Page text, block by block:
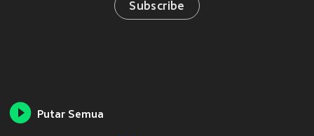
Subscribe
Putar Semua